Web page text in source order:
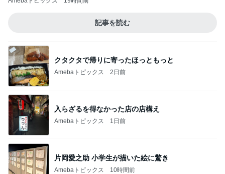
Amebaトピックス 10時間前
真琴つばさ 被災地へ心からの祈り
Amebaトピックス 1日前